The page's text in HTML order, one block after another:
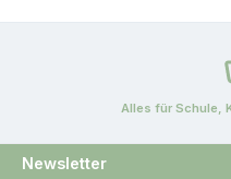
Alles für Schule,
Newsletter